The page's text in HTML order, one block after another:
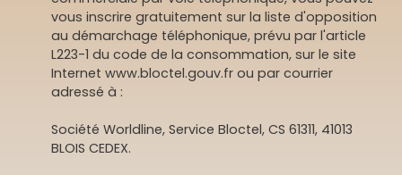
vous inscrire gratuitement sur la liste d'opposition
au démarchage téléphonique, prévu par l'article
L223-1 du code de la consommation, sur le site
Internet www.bloctel.gouv.fr ou par courrier
adressé à :
Société Worldline, Service Bloctel, CS 61311, 41013
BLOIS CEDEX.